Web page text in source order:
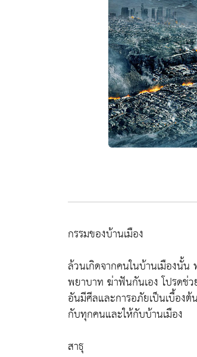
กรรมของบ้านเมือง
ล้วนเกิดจากคนในบ้านเมืองนั้น
พยาบาท ฆ่าฟันกันเองโปรดช่
อันมีศีลและการอภัยเป็นเบื้องต้น
กับทุกคนและให้กับบ้านเมือง
สาธุ